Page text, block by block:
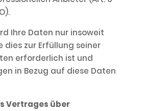
Ihre Daten nur insoweit
dies zur Erfüllung seiner
erforderlich ist und
in Bezug auf diese Daten
Vertrages über